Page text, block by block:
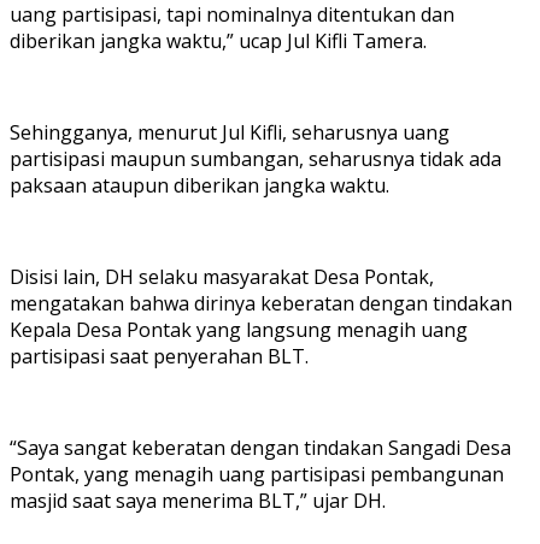
uang partisipasi, tapi nominalnya ditentukan dan
diberikan jangka waktu,” ucap Jul Kifli Tamera.
Sehingganya, menurut Jul Kifli, seharusnya uang
partisipasi maupun sumbangan, seharusnya tidak ada
paksaan ataupun diberikan jangka waktu.
Disisi lain, DH selaku masyarakat Desa Pontak,
mengatakan bahwa dirinya keberatan dengan tindakan
Kepala Desa Pontak yang langsung menagih uang
partisipasi saat penyerahan BLT.
“Saya sangat keberatan dengan tindakan Sangadi Desa
Pontak, yang menagih uang partisipasi pembangunan
masjid saat saya menerima BLT,” ujar DH.